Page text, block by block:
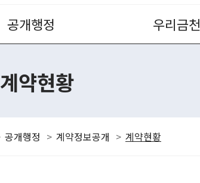
공개행정 우리금천
계약현황
공개행정 계약정보공개 계약현황